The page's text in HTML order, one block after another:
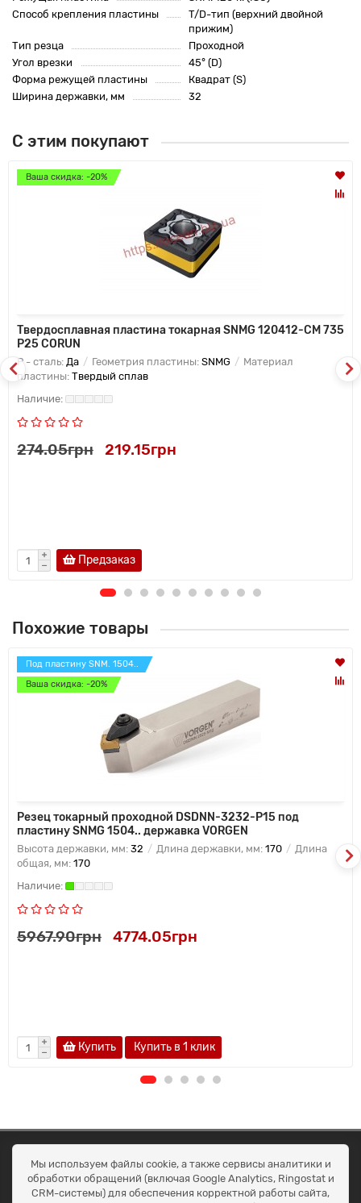
Способ крепления пластины
T/D-тип (верхний двойной
прижим)
Тип резца
Проходной
Угол врезки
45° (D)
Форма режущей пластины
Квадрат (S)
Ширина державки, мм
32
С этим покупают
Ваша скидка: -20%
Твердосплавная пластина токарная SNMG 120412-CM 735
P25 CORUN
P - сталь: Да Геометрия пластины: SNMG
Материал
пластины: Твердый сплав
274.05грн 219.15грн
Предзаказ
Похожие товары
Под пластину SNM. 1504..
Ваша скидка: -20%
Резец токарный проходной DSDNN-3232-P15 под
пластину SNMG 1504.. державка VORGEN
Высота державки, мм: 32 Длина державки, мм: 170
Длина
общая, мм: 170
5967.90грн 4774.05грн
Купить Купить в 1 клик
ОКЕАН ТРЕЙД
Договір публичної оферти
Доставка та оплата
Наші контакти
Мы используем файлы cookie, а также сервисы аналитики и
обработки обращений (включая Google Analytics, Ringostat и
CRM-системы) для обеспечения корректной работы сайта,